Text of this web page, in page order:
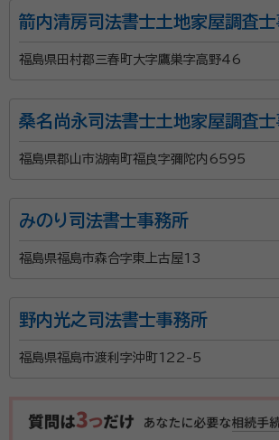
箭内清房司法書士土地家屋調査
福島県田村郡三春町大字鷹巣字高野46
桑名尚永司法書士土地家屋調査
福島県郡山市湖南町福良字彌陀内6595
みのり司法書士事務所
福島県福島市森合字東上古屋13
野内光之司法書士事務所
福島県福島市渡利字沖町122-5